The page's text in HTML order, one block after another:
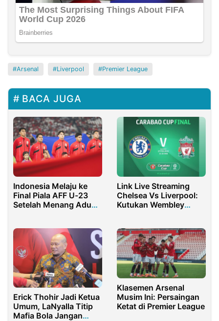
Arsenal Liverpool Premier League
BACA JUGA
Indonesia Melaju ke
Final Piala AFF U-23
Setelah Menang Adu
Link Live Streaming
Chelsea Vs Liverpool:
Kutukan Wembley
Erick Thohir Jadi Ketua
Umum, LaNyalla Titip
Mafia Bola Jangan
Klasemen Arsenal
Musim Ini: Persaingan
Ketat di Premier League